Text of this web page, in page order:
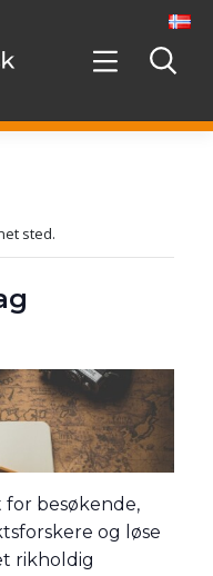
sted.
besøkende,
og løse
rikholdig